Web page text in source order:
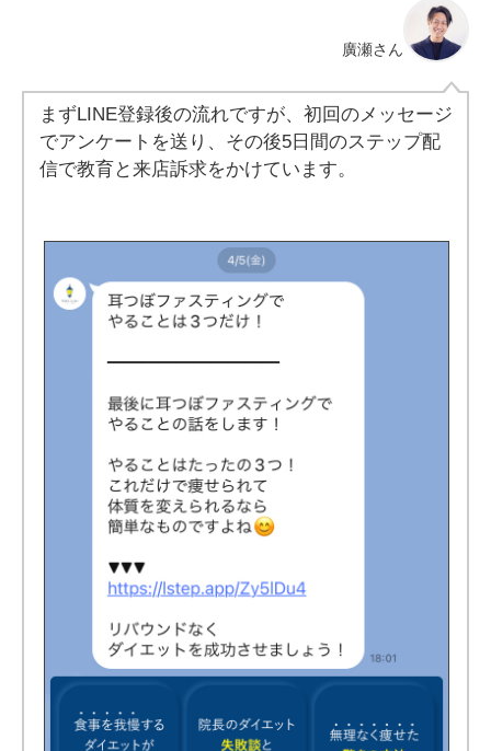
廣瀬さん
まずLINE登録後の流れですが、初回のメッセージ
でアンケートを送り、その後5日間のステップ配
信で教育と来店訴求をかけています。